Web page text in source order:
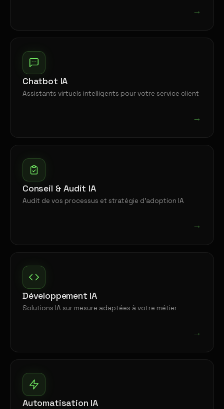
→
Chatbot IA
Assistants virtuels intelligents pour votre service client
→
Conseil & Audit IA
Audit de vos processus et stratégie d'adoption IA
→
Développement IA
Solutions IA sur mesure adaptées à votre métier
→
Automatisation IA